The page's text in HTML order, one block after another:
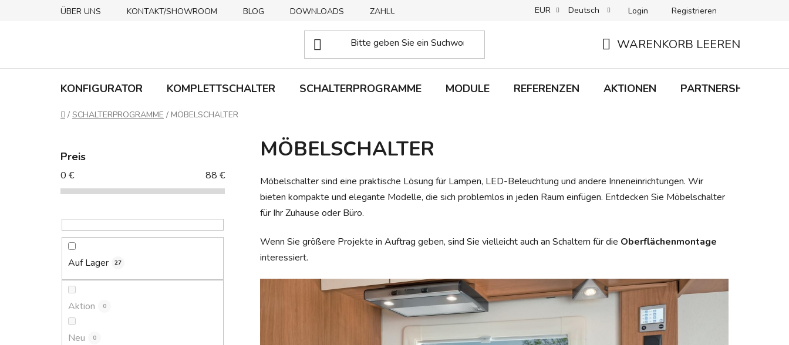
ÜBER UNS KONTAKT/SHOWROOM BLOG DOWNLOADS ZAHLUNGSMETHODEN ABHOLUNG + LIEFERUNG RÜCKGABEN B2C-BEDINGUNGEN
EUR Deutsch Login Registrieren
WARENKORB LEEREN
KONFIGURATOR KOMPLETTSCHALTER SCHALTERPROGRAMME MODULE REFERENZEN AKTIONEN PARTNERSHIP
Startseite
/ SCHALTERPROGRAMME / MÖBELSCHALTER
Preis
0 € 88 €
Auf Lager 27
Aktion 0
Neu 0
MÖBELSCHALTER
Möbelschalter sind eine praktische Lösung für Lampen, LED-Beleuchtung und andere Inneneinrichtungen. Wir
bieten kompakte und elegante Modelle, die sich problemlos in jeden Raum einfügen. Entdecken Sie Möbelschalter
für Ihr Zuhause oder Büro.
Wenn Sie größere Projekte in Auftrag geben, sind Sie vielleicht auch an Schaltern für die Oberflächenmontage
interessiert.